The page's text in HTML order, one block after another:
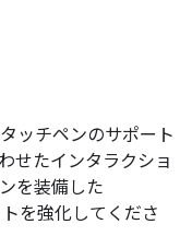
ッチペンのサポート
せたインタラクショ
を装備した
を強化してくださ